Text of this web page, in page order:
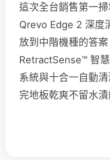
這次全台銷售第一
Qrevo Edge 2 深度
放到中階機種的答
RetractSense™ 智
系統與十合一自動
完地板乾爽不留水漬